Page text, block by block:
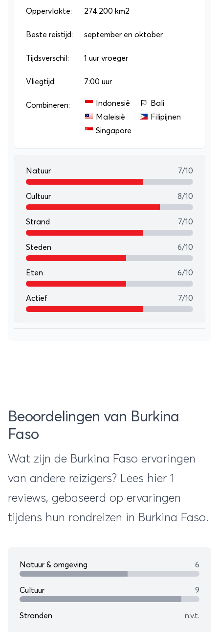
waar je juist een zandkorrel kunt horen vallen!
Oppervlakte: 274.200 km2
Beste reistijd: september en oktober
Tijdsverschil: 1 uur vroeger
Vliegtijd: 7:00 uur
Combineren: Indonesië
Bali
Maleisië
Filipijnen
Singapore
Natuur 7/10
Cultuur 8/10
Strand 7/10
Steden 6/10
Eten 6/10
Actief 7/10
Beoordelingen van Burkina
Faso
Wat zijn de Burkina Faso ervaringen
van andere reizigers? Lees hier 1
reviews, gebaseerd op ervaringen
tijdens hun rondreizen in Burkina Faso.
Natuur & omgeving 6
Cultuur 9
Stranden n.v.t.